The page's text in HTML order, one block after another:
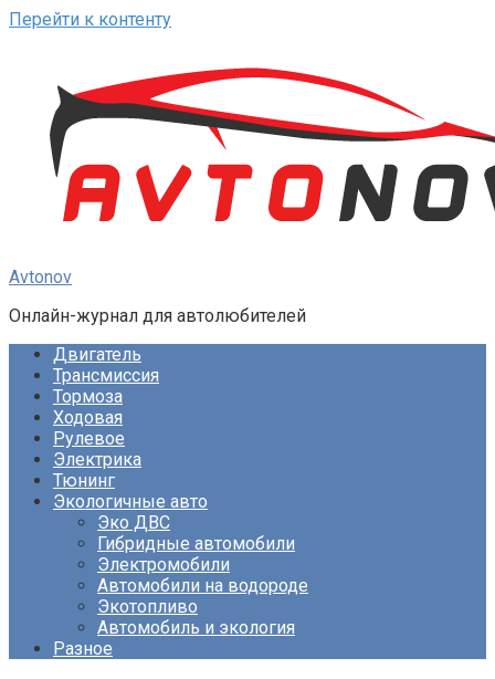
Перейти к контенту
Avtonov
Онлайн-журнал для автолюбителей
Двигатель
Трансмиссия
Тормоза
Ходовая
Рулевое
Электрика
Тюнинг
Экологичные авто
Эко ДВС
Гибридные автомобили
Электромобили
Автомобили на водороде
Экотопливо
Автомобиль и экология
Разное